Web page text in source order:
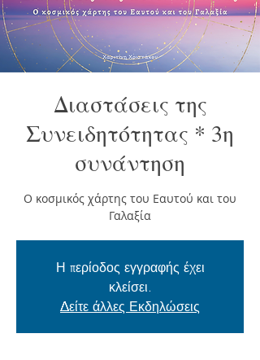
Διαστάσεις της
Συνειδητότητας * 3η
συνάντηση
Ο κοσμικός χάρτης του Εαυτού και του
Γαλαξία
Η περίοδος εγγραφής έχει
κλείσει.
Δείτε άλλες Εκδηλώσεις